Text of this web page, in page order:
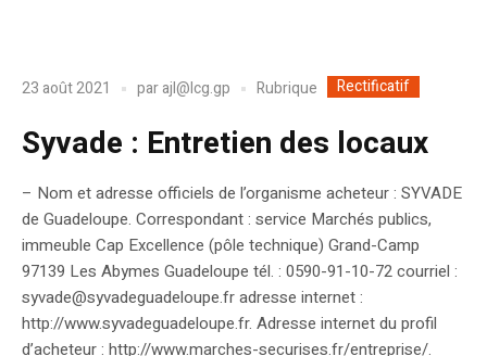
23 août 2021 parajl@lcg.gp Rubrique Rectificatif
Syvade : Entretien des locaux
– Nom et adresse officiels de l’organisme acheteur : SYVADE
de Guadeloupe. Correspondant : service Marchés publics,
immeuble Cap Excellence (pôle technique) Grand-Camp
97139 Les Abymes Guadeloupe tél. : 0590-91-10-72 courriel :
syvade@syvadeguadeloupe.fr adresse internet :
http://www.syvadeguadeloupe.fr. Adresse internet du profil
d’acheteur : http://www.marches-securises.fr/entreprise/.